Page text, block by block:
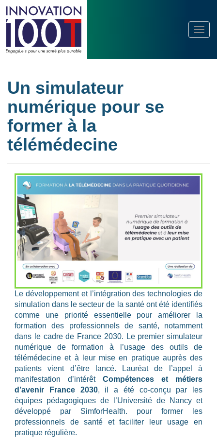
Un simulateur
numérique pour se
former à la
télémédecine
Le développement et l’intégration des technologies de
simulation dans le secteur de la santé ont été identifiés
comme une priorité essentielle pour améliorer la
formation des professionnels de santé, notamment
dans le cadre de France 2030. Le premier simulateur
numérique de formation à l’usage des outils de
télémédecine et à leur mise en pratique auprès des
patients vient d’être lancé. Lauréat de l’appel à
manifestation d’intérêt Compétences et métiers
d’avenir
France 2030, il a été co-conçu par les
équipes pédagogiques de l’Université de Nancy et
développé par SimforHealth. pour former les
professionnels de santé et faciliter leur usage en
pratique régulière.